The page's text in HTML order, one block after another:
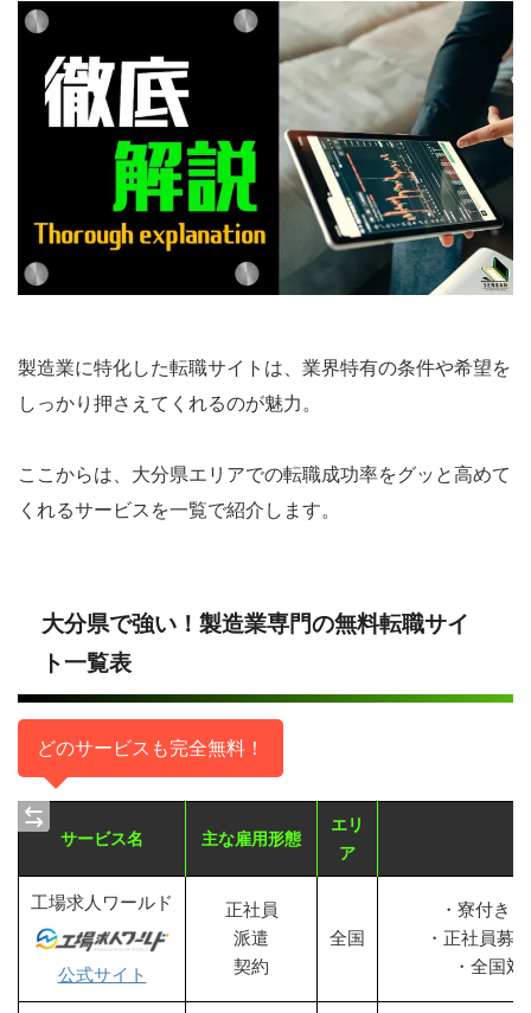
製造業に特化した転職サイトは、業界特有の条件や希望を
しっかり押さえてくれるのが魅力。
ここからは、大分県エリアでの転職成功率をグッと高めて
くれるサービスを一覧で紹介します。
大分県で強い！製造業専門の無料転職サイ
ト一覧表
どのサービスも完全無料！
サービス名 主な雇用形態
エリ
ア
工場求人ワールド
公式サイト
正社員
派遣
契約
全国
・寮付き
・正社員募
・全国